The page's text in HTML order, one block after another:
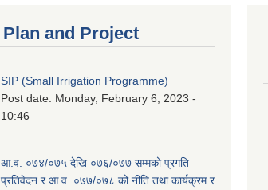
Plan and Project
SIP (Small Irrigation Programme)
Post date: Monday, February 6, 2023 -
10:46
आ.व. ०७४/०७५ देखि ०७६/०७७ सम्मको प्रगति
प्रतिवेदन र आ.व. ०७७/०७८ को नीति तथा कार्यक्रम र